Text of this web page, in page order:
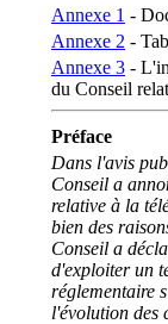
Annexe 1 -
Annexe 2 -
Annexe 3 -
du Conseil
Préface
Dans l'avis
Conseil a
relative à la
bien des
Conseil a
d'exploiter un
réglementaire
l'évolution des